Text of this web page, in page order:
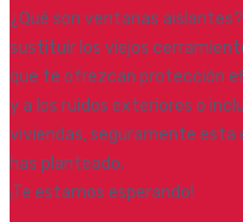
¿Qué son ventanas
sustituir los viejos
que te ofrezcan protección
y a los ruidos exteriores o
viviendas, seguramente esta
has planteado.
¡Te estamos esperando!